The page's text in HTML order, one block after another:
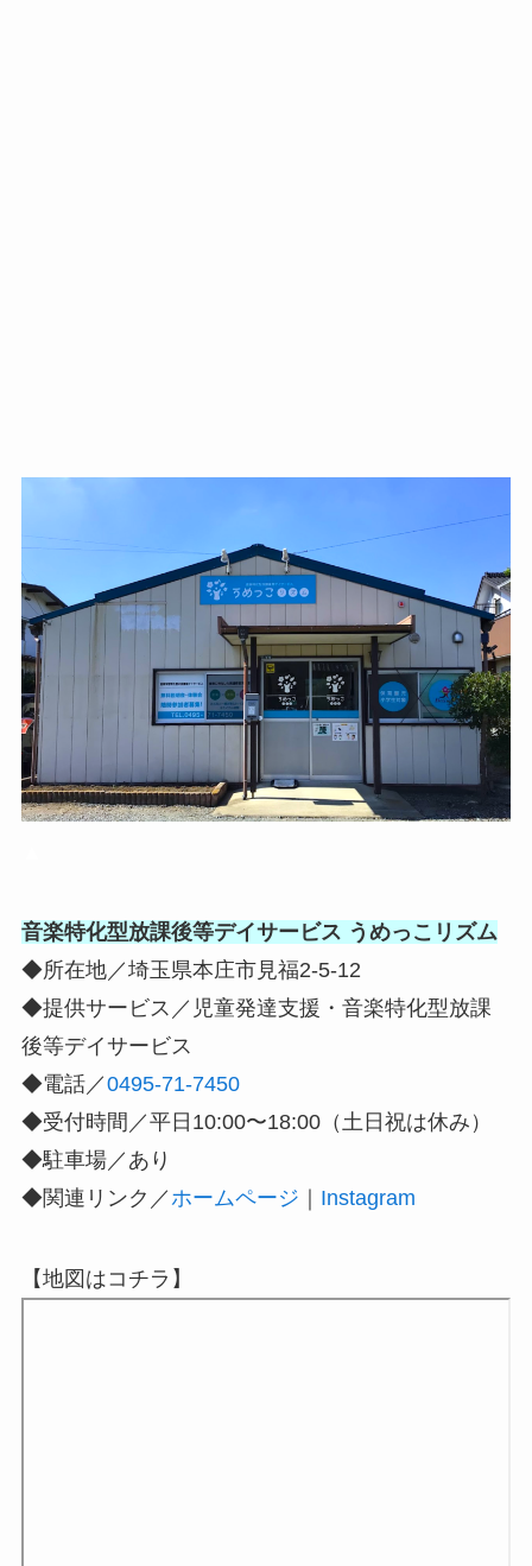
音楽特化型放課後等デイサービス うめっこリズム
◆所在地／埼玉県本庄市見福2-5-12
◆提供サービス／児童発達支援・音楽特化型放課
後等デイサービス
◆電話／0495-71-7450
◆受付時間／平日10:00〜18:00（土日祝は休み）
◆駐車場／あり
◆関連リンク／ホームページ Instagram
【地図はコチラ】